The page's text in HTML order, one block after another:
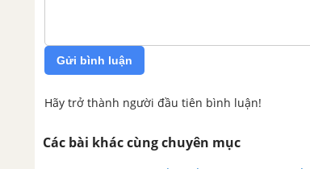
Gửi bình luận
Hãy trở thành người đầu tiên bình luận!
Các bài khác cùng chuyên mục